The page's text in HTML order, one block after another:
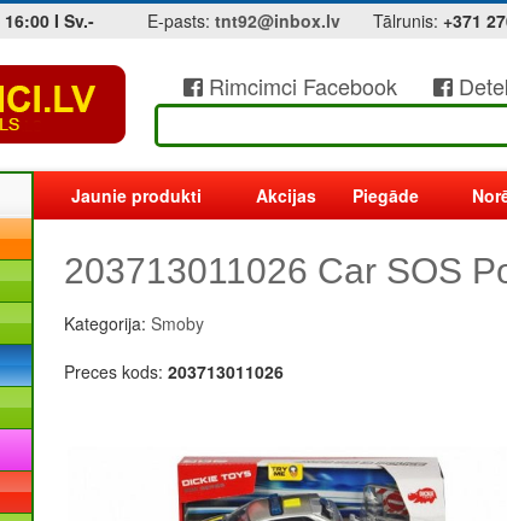
16:00 I Sv.- E-pasts: tnt92@inbox.lv Tālrunis: +371
Rimcimci Facebook
Jaunie produkti Akcijas Piegāde
203713011026 Car SOS
Kategorija: Smoby
Preces kods: 203713011026